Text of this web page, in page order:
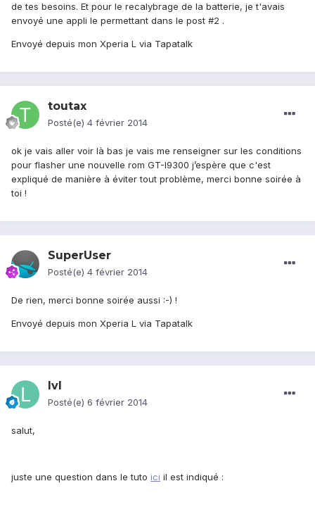
de tes besoins. Et pour le recalybrage de la batterie, je t'avais
envoyé une appli le permettant dans le post #2 .
Envoyé depuis mon Xperia L via Tapatalk
toutax
Posté(e) 4 février 2014
ok je vais aller voir là bas je vais me renseigner sur les conditions
pour flasher une nouvelle rom GT-I9300 j’espère que c'est
expliqué de manière à éviter tout problème, merci bonne soirée à
toi !
SuperUser
Posté(e) 4 février 2014
De rien, merci bonne soirée aussi :-) !
Envoyé depuis mon Xperia L via Tapatalk
lvl
Posté(e) 6 février 2014
salut,
juste une question dans le tuto ici il est indiqué :